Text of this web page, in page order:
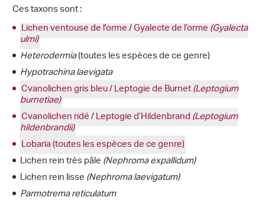
Ces taxons sont :
Lichen ventouse de l'orme / Gyalecte de l’orme(Gyalecta
ulmi)
Heterodermia(toutes les espèces de ce genre)
Hypotrachina laevigata
Cyanolichen gris bleu / Leptogie de Burnet(Leptogium
burnetiae)
Cyanolichen ridé / Leptogie d’Hildenbrand(Leptogium
hildenbrandii)
Lobaria (toutes les espèces de ce genre)
Lichen rein très pâle(Nephroma expallidum)
Lichen rein lisse(Nephroma laevigatum)
Parmotrema reticulatum